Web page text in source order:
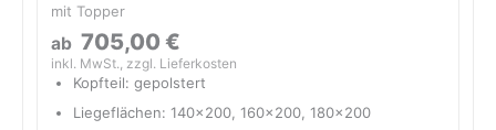
mit Topper
ab 705,00 €
inkl. MwSt., zzgl. Lieferkosten
Kopfteil: gepolstert
Liegeflächen: 140x200, 160x200, 180x200